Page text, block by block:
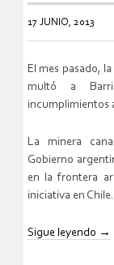
17 JUNIO, 2013
El mes pasado,
multó a
incumplimientos
La minera
Gobierno
en la frontera
iniciativa en Chile.
Sigue leyendo →